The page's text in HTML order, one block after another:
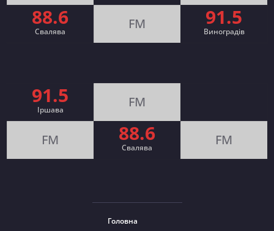
88.6
Свалява FM 91.5
Виноградів
91.5
Іршава FM
FM 88.6
Cвалява FM
Головна